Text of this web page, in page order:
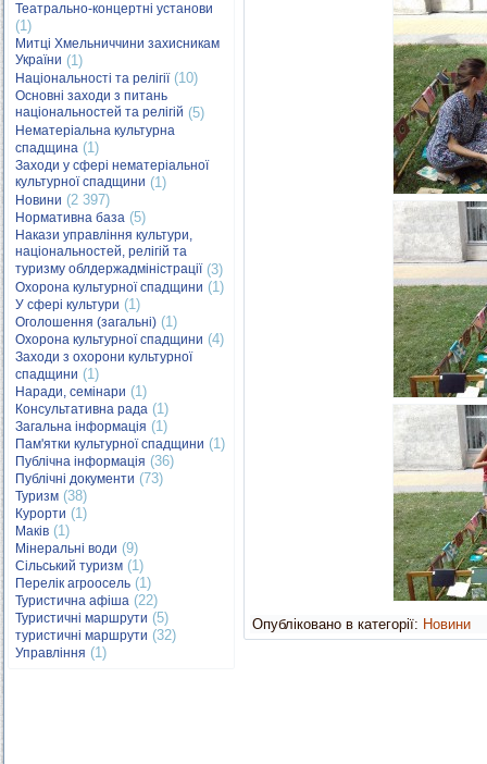
Театрально-концертні установи
(1)
Митці Хмельниччини захисникам
України (1)
Національності та релігії(10)
Основні заходи з питань
національностей та релігій (5)
Нематеріальна культурна
спадщина (1)
Заходи у сфері нематеріальної
культурної спадщини (1)
Новини (2 397)
Нормативна база (5)
Накази управління культури,
національностей, релігій та
туризму облдержадміністрації(3)
Охорона культурної спадщини (1)
У сфері культури (1)
Оголошення (загальні) (1)
Охорона культурної спадщини (4)
Заходи з охорони культурної
спадщини (1)
Наради, семінари (1)
Консультативна рада (1)
Загальна інформація (1)
Пам'ятки культурної спадщини (1)
Публічна інформація (36)
Публічні документи (73)
Туризм (38)
Курорти (1)
Маків (1)
Мінеральні води (9)
Сільський туризм (1)
Перелік агроосель (1)
Туристична афіша (22)
Туристичні маршрути (5)
туристичні маршрути (32)
Управління (1)
Опубліковано в категорії: Новини